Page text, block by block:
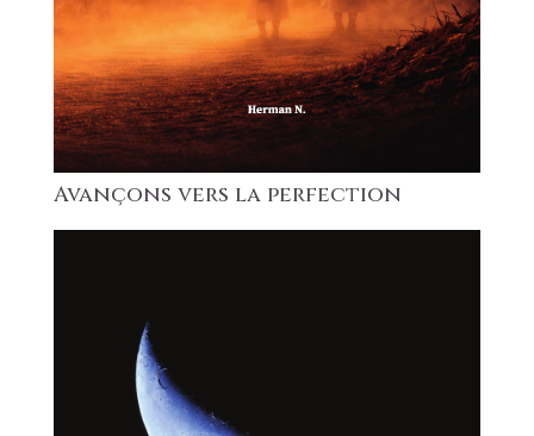
Avançons vers la perfection